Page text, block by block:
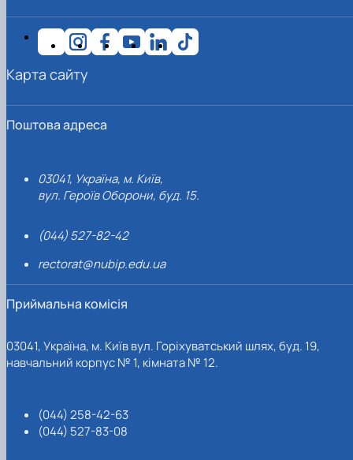
Поштова адреса
03041, Україна, м. Київ,
вул. Героїв Оборони, буд. 15.
(044) 527-82-42
rectorat@nubip.edu.ua
Приймальна комісія
03041, Україна, м. Київ вул. Горіхуватський шлях, буд. 19,
навчальний корпус № 1, кімната № 12.
(044) 258-42-63
(044) 527-83-08
Карта сайту